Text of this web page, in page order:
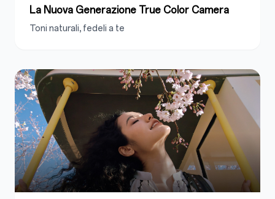
La Nuova Generazione True Color Camera
Toni naturali, fedeli a te